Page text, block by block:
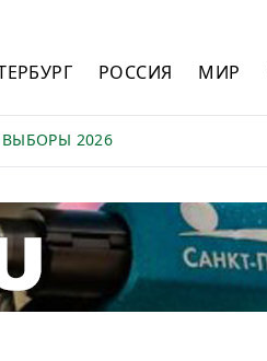
РОССИЯ МИР
ВЫБОРЫ 2026